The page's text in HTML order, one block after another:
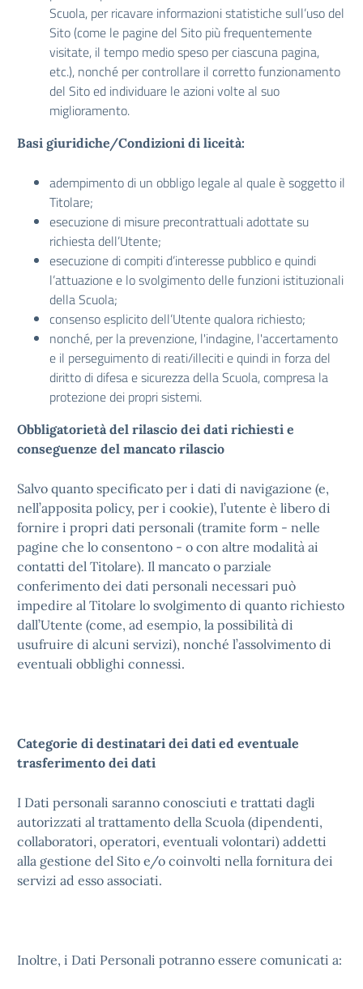
Scuola, per ricavare informazioni statistiche sull’uso del
Sito (come le pagine del Sito più frequentemente
visitate, il tempo medio speso per ciascuna pagina,
etc.), nonché per controllare il corretto funzionamento
del Sito ed individuare le azioni volte al suo
miglioramento.
Basi giuridiche/Condizioni di liceità:
adempimento di un obbligo legale al quale è soggetto il
Titolare;
esecuzione di misure precontrattuali adottate su
richiesta dell’Utente;
esecuzione di compiti d’interesse pubblico e quindi
l’attuazione e lo svolgimento delle funzioni istituzionali
della Scuola;
consenso esplicito dell’Utente qualora richiesto;
nonché, per la prevenzione, l'indagine, l'accertamento
e il perseguimento di reati/illeciti e quindi in forza del
diritto di difesa e sicurezza della Scuola, compresa la
protezione dei propri sistemi.
Obbligatorietà del rilascio dei dati richiesti e
conseguenze del mancato rilascio
Salvo quanto specificato per i dati di navigazione (e,
nell’apposita policy, per i cookie), l’utente è libero di
fornire i propri dati personali (tramite form - nelle
pagine che lo consentono - o con altre modalità ai
contatti del Titolare). Il mancato o parziale
conferimento dei dati personali necessari può
impedire al Titolare lo svolgimento di quanto richiesto
dall’Utente (come, ad esempio, la possibilità di
usufruire di alcuni servizi), nonché l’assolvimento di
eventuali obblighi connessi.
Categorie di destinatari dei dati ed eventuale
trasferimento dei dati
I Dati personali saranno conosciuti e trattati dagli
autorizzati al trattamento della Scuola (dipendenti,
collaboratori, operatori, eventuali volontari) addetti
alla gestione del Sito e/o coinvolti nella fornitura dei
servizi ad esso associati.
Inoltre, i Dati Personali potranno essere comunicati a: